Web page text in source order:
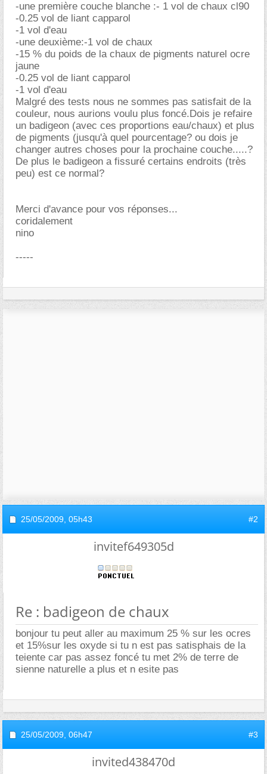
-une première couche blanche :- 1 vol de chaux cl90
-0.25 vol de liant capparol
-1 vol d'eau
-une deuxième:-1 vol de chaux
-15 % du poids de la chaux de pigments naturel ocre
jaune
-0.25 vol de liant capparol
-1 vol d'eau
Malgré des tests nous ne sommes pas satisfait de la
couleur, nous aurions voulu plus foncé.Dois je refaire
un badigeon (avec ces proportions eau/chaux) et plus
de pigments (jusqu'à quel pourcentage? ou dois je
changer autres choses pour la prochaine couche.....?
De plus le badigeon a fissuré certains endroits (très
peu) est ce normal?
Merci d'avance pour vos réponses...
coridalement
nino
-----
25/05/2009, 05h43 #2
invitef649305d
Re : badigeon de chaux
bonjour tu peut aller au maximum 25 % sur les ocres
et 15%sur les oxyde si tu n est pas satisphais de la
teiente car pas assez foncé tu met 2% de terre de
sienne naturelle a plus et n esite pas
25/05/2009, 06h47 #3
invited438470d